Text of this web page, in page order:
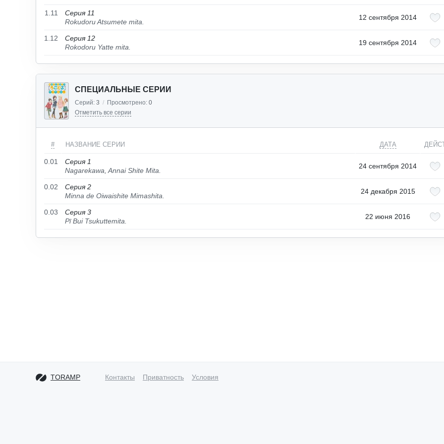
1.11
Серия 11
Rokudoru Atsumete mita.
12 сентября 2014
1.12
Серия 12
Rokodoru Yatte mita.
19 сентября 2014
СПЕЦИАЛЬНЫЕ СЕРИИ
Серий: 3 / Просмотрено: 0
Отметить все серии
# НАЗВАНИЕ СЕРИИ ДАТА
0.01
Серия 1
Nagarekawa, Annai Shite Mita.
24 сентября 2014
0.02
Серия 2
Minna de Oiwaishite Mimashita.
24 декабря 2015
0.03
Серия 3
Pī Bui Tsukuttemita.
22 июня 2016
TORAMP Контакты Приватность Условия